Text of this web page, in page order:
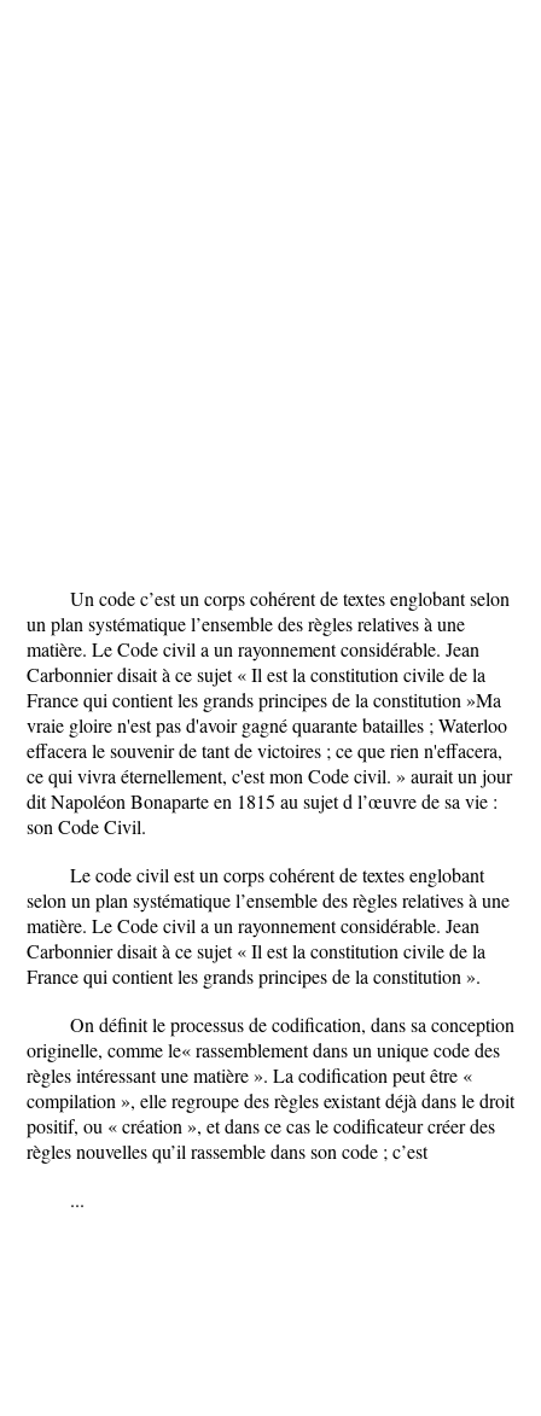
Un code c’est un corps cohérent de textes englobant selon
un plan systématique l’ensemble des règles relatives à une
matière. Le Code civil a un rayonnement considérable. Jean
Carbonnier disait à ce sujet « Il est la constitution civile de la
France qui contient les grands principes de la constitution »Ma
vraie gloire n'est pas d'avoir gagné quarante batailles ; Waterloo
effacera le souvenir de tant de victoires ; ce que rien n'effacera,
ce qui vivra éternellement, c'est mon Code civil. » aurait un jour
dit Napoléon Bonaparte en 1815 au sujet d l’œuvre de sa vie :
son Code Civil.
Le code civil est un corps cohérent de textes englobant
selon un plan systématique l’ensemble des règles relatives à une
matière. Le Code civil a un rayonnement considérable. Jean
Carbonnier disait à ce sujet « Il est la constitution civile de la
France qui contient les grands principes de la constitution ».
On définit le processus de codification, dans sa conception
originelle, comme le« rassemblement dans un unique code des
règles intéressant une matière ». La codification peut être «
compilation », elle regroupe des règles existant déjà dans le droit
positif, ou « création », et dans ce cas le codificateur créer des
règles nouvelles qu’il rassemble dans son code ; c’est
...